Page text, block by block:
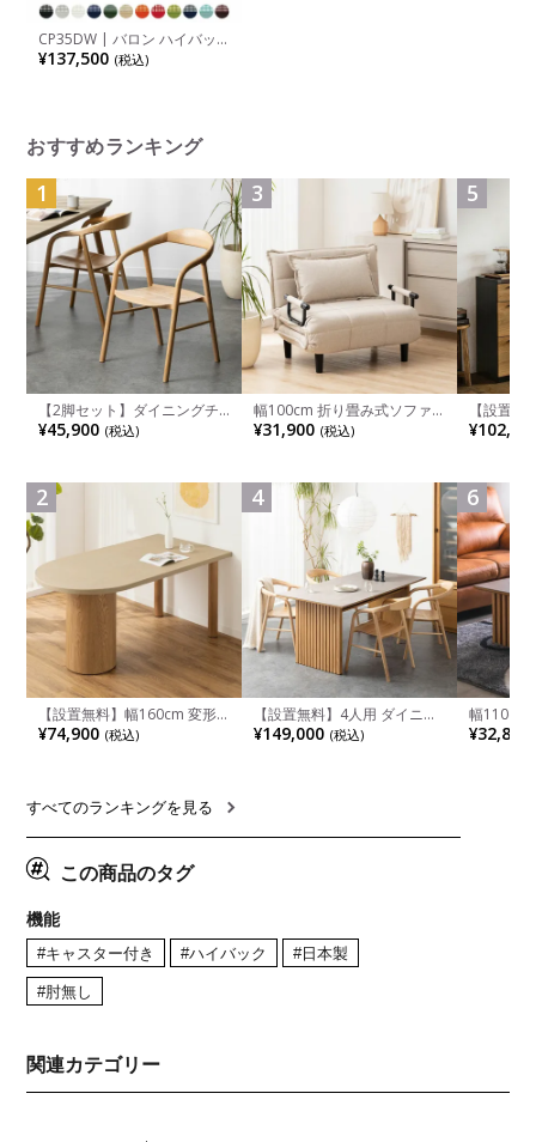
CP35DW | バロン ハイバッ
ク 座クッション 肘なし シル
バーフレーム ホワイトボディ
¥137,500 (税込)
おすすめランキング
1
【2脚セット】ダイニングチ
ェア 木製 LUGA 肘付き チェ
ア 天然木 リビング椅子 板座
ュラル ブラウン 完成品
¥45,900 (税込)
2
【設置無料】幅160cm 変形
半円 ダイニングテーブル モ
ルタル風 LENAS コンクリー
リア風 グレージュ
¥74,900 (税込)
3
幅100cm 折り畳み式ソファ
ベッド コンパクト リクライ
ニング カウチスタイル 省ス
¥31,900 (税込)
4
【設置無料】4人用 ダイニン
グテーブルセット 5点 LUGA
セラミックテーブル おしゃれ
¥149,000 (税込)
5
【設置
チンカウ
板 引き出
れ ウッデ
ル グレー
6
幅110cm
木目調 リ
付き 長方
¥32,800
すべてのランキングを見る
この商品のタグ
機能
#キャスター付き #ハイバック #日本製
#肘無し
関連カテゴリー